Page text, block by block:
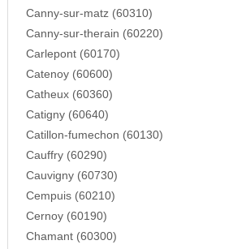
Canny-sur-matz (60310)
Canny-sur-therain (60220)
Carlepont (60170)
Catenoy (60600)
Catheux (60360)
Catigny (60640)
Catillon-fumechon (60130)
Cauffry (60290)
Cauvigny (60730)
Cempuis (60210)
Cernoy (60190)
Chamant (60300)